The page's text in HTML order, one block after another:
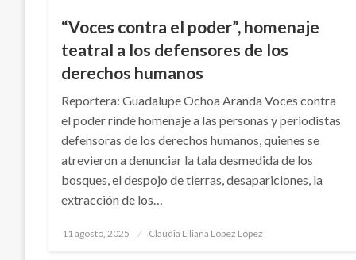
“Voces contra el poder”, homenaje
teatral a los defensores de los
derechos humanos
Reportera: Guadalupe Ochoa Aranda Voces contra
el poder rinde homenaje a las personas y periodistas
defensoras de los derechos humanos, quienes se
atrevieron a denunciar la tala desmedida de los
bosques, el despojo de tierras, desapariciones, la
extracción de los…
Publicado
11 agosto, 2025 Claudia Liliana López López